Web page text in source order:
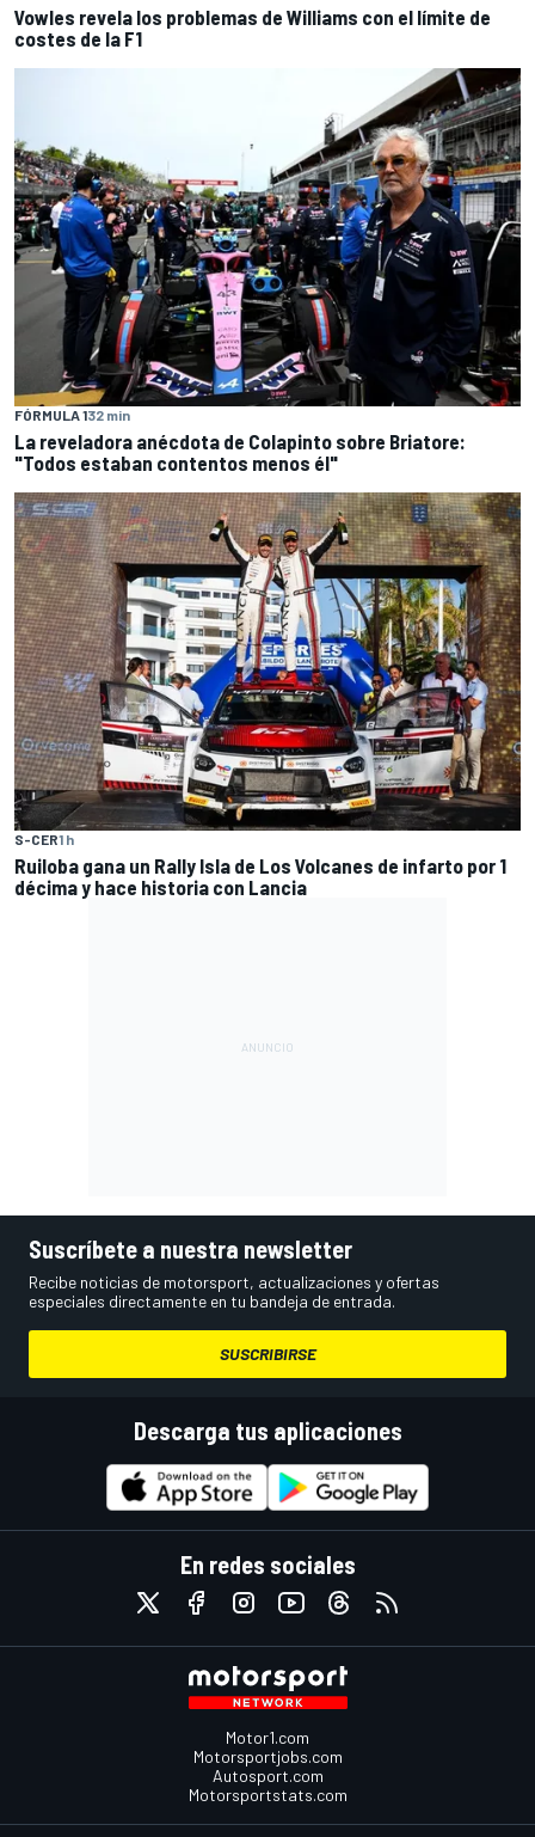
Vowles revela los problemas de Williams con el límite de
costes de la F1
FÓRMULA 132 min
La reveladora anécdota de Colapinto sobre Briatore:
"Todos estaban contentos menos él"
S-CER1 h
Ruiloba gana un Rally Isla de Los Volcanes de infarto por 1
décima y hace historia con Lancia
Suscríbete a nuestra newsletter
Recibe noticias de motorsport, actualizaciones y ofertas
especiales directamente en tu bandeja de entrada.
SUSCRIBIRSE
Descarga tus aplicaciones
En redes sociales
Motor1.com
Motorsportjobs.com
Autosport.com
Motorsportstats.com